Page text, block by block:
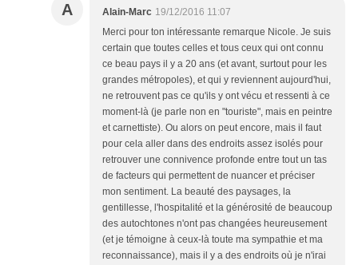
A Alain-Marc 19/12/2016 11:07
Merci pour ton intéressante remarque Nicole. Je suis
certain que toutes celles et tous ceux qui ont connu
ce beau pays il y a 20 ans (et avant, surtout pour les
grandes métropoles), et qui y reviennent aujourd'hui,
ne retrouvent pas ce qu'ils y ont vécu et ressenti à ce
moment-là (je parle non en "touriste", mais en peintre
et carnettiste). Ou alors on peut encore, mais il faut
pour cela aller dans des endroits assez isolés pour
retrouver une connivence profonde entre tout un tas
de facteurs qui permettent de nuancer et préciser
mon sentiment. La beauté des paysages, la
gentillesse, l'hospitalité et la générosité de beaucoup
des autochtones n'ont pas changées heureusement
(et je témoigne à ceux-là toute ma sympathie et ma
reconnaissance), mais il y a des endroits où je n'irai